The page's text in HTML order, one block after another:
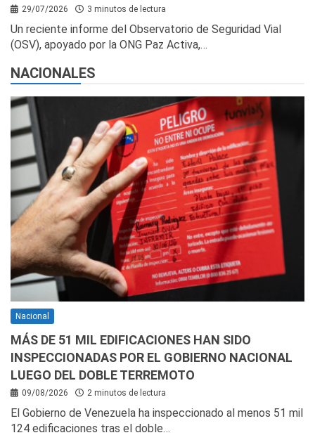
29/07/2026 3 minutos de lectura
Un reciente informe del Observatorio de Seguridad Vial
(OSV), apoyado por la ONG Paz Activa,…
NACIONALES
Nacional
MÁS DE 51 MIL EDIFICACIONES HAN SIDO
INSPECCIONADAS POR EL GOBIERNO NACIONAL
LUEGO DEL DOBLE TERREMOTO
09/08/2026 2 minutos de lectura
El Gobierno de Venezuela ha inspeccionado al menos 51 mil
124 edificaciones tras el doble…